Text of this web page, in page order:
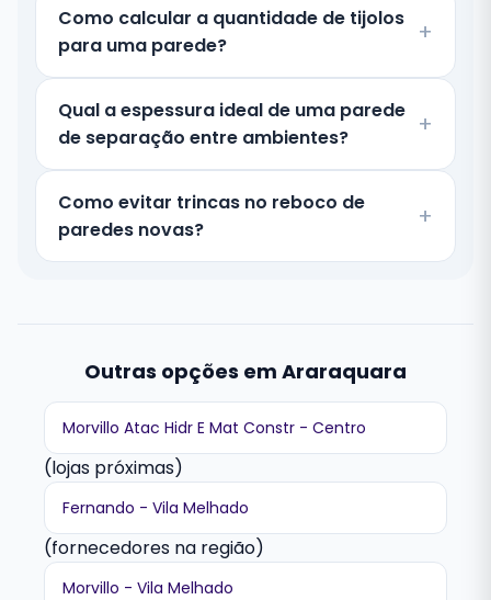
Como calcular a quantidade de tijolos
para uma parede?
Qual a espessura ideal de uma parede
de separação entre ambientes?
Como evitar trincas no reboco de
paredes novas?
Outras opções em Araraquara
Morvillo Atac Hidr E Mat Constr - Centro
(lojas próximas)
Fernando - Vila Melhado
(fornecedores na região)
Morvillo - Vila Melhado